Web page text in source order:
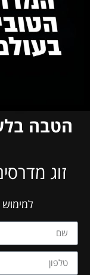
הטבה
זוג מדרסים